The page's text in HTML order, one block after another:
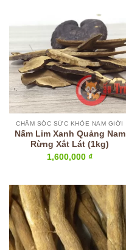
CHĂM SÓC SỨC KHỎE NAM GIỚI
Nấm Lim Xanh Quảng Nam
Rừng Xắt Lát (1kg)
1,600,000 ₫